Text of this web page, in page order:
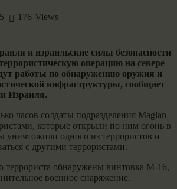
176 Views
и израильские силы безопасности
операцию на севере
работы по обнаружению оружия и
инфраструктуры, сообщает
Израиля.
часов солдаты подразделения Maglan
которые открыли по ним огонь в
одного из террористов и
с другими террористами.
террориста обнаружены винтовка М-16,
военное снаряжение.